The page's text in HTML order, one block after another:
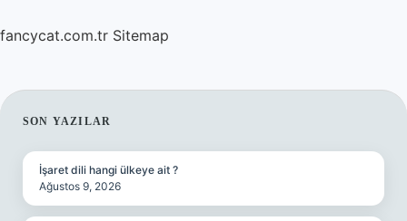
Hakkımızda
fancycat.com.tr Sitemap
SIDEBAR
SON YAZILAR
İşaret dili hangi ülkeye ait ?
Ağustos 9, 2026